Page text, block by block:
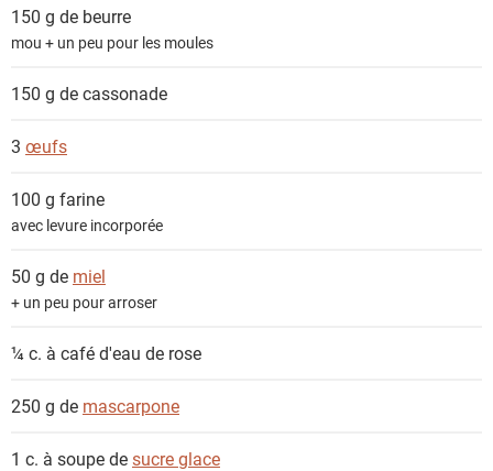
n
t
150 g de beurre
mou + un peu pour les moules
150 g decassonade
3 œufs
100 g farine
avec levure incorporée
50 g de miel
+ un peu pour arroser
¼ c. à caféd'eau de rose
250 g de mascarpone
1 c. à soupe desucre glace